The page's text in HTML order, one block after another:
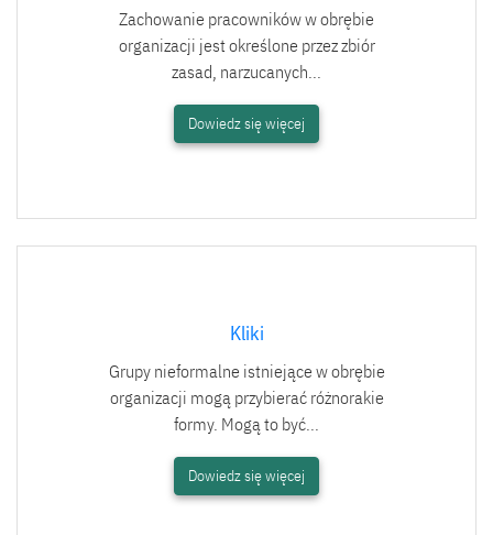
Zachowanie pracowników w obrębie
organizacji jest określone przez zbiór
zasad, narzucanych...
Dowiedz się więcej
Kliki
Grupy nieformalne istniejące w obrębie
organizacji mogą przybierać różnorakie
formy. Mogą to być...
Dowiedz się więcej